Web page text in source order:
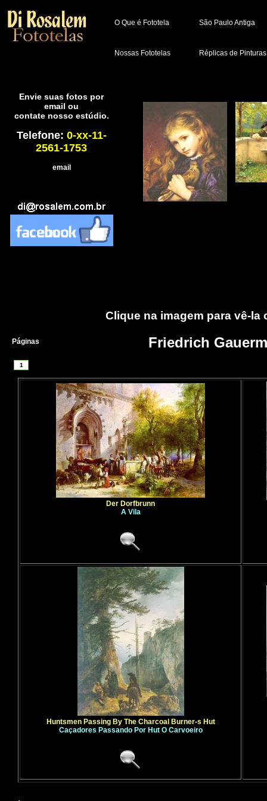
O Que é Fototela
Nossas Fototelas
São Paulo Antiga
Réplicas de Pinturas
Envie suas fotos por
email ou
contate nosso estúdio.
Telefone: 0-xx-11-
2561-1753
email
Páginas
1
Der Dorfbrunn
A Vila
Huntsmen Passing By The Charcoal Burner-s Hut
Caçadores Passando Por Hut O Carvoeiro
Clique na imagem para vê-la
Friedrich